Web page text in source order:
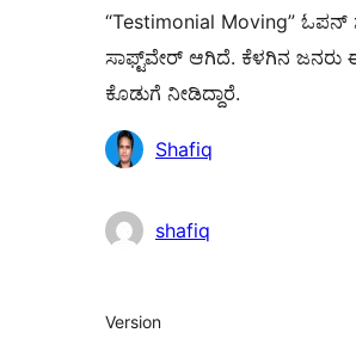
“Testimonial Moving”
ಸಾಫ್ಟ್‌ವೇರ್ ಆಗಿದೆ. ಕೆಳಗಿನ ಜನರು
ಕೊಡುಗೆ ನೀಡಿದ್ದಾರೆ.
ಕೊಡುಗೆದಾರರು
Shafiq
shafiq
ಮೆಟಾ
Version